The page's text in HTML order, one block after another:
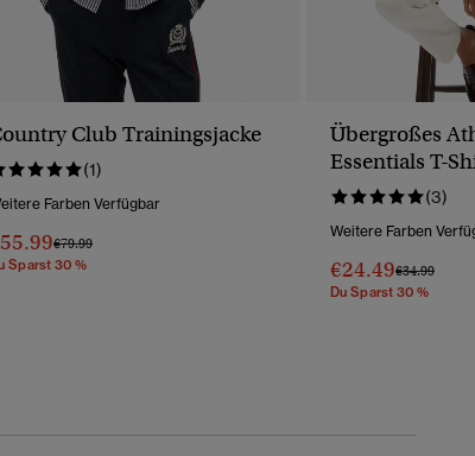
Club Trainingsjacke
(1)
Farben Verfügbar
Preis Wurde Reduziert Von
€79.99Bis
Sparst 30 %
Übergroßes
Essentials T-
(3)
Weitere Farben
€24.49Preis Wurde
€34.99Bis
Du Sparst 30 %